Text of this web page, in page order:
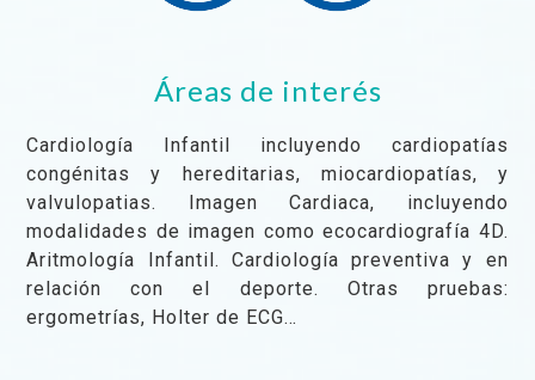
Áreas de interés
Cardiología Infantil incluyendo cardiopatías
congénitas y hereditarias, miocardiopatías, y
valvulopatias. Imagen Cardiaca, incluyendo
modalidades de imagen como ecocardiografía 4D.
Aritmología Infantil. Cardiología preventiva y en
relación con el deporte. Otras pruebas:
ergometrías, Holter de ECG